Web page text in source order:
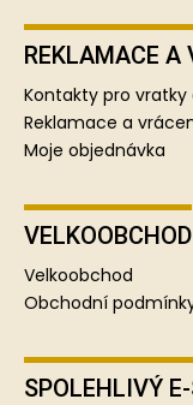
REKLAMACE A
Kontakty pro
Reklamace a
Moje objednávka
VELKOOBCHOD
Velkoobchod
Obchodní
SPOLEHLIVÝ